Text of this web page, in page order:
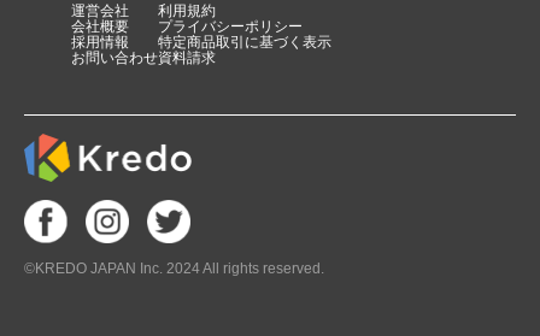
©KREDO JAPAN Inc. 2024 All rights reserved.
運営会社
会社概要
採用情報
お問い合わせ
利用規約
プライバシーポリシー
特定商品取引に基づく表示
資料請求